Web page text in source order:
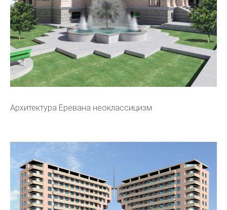
Архитектура Еревана неоклассицизм